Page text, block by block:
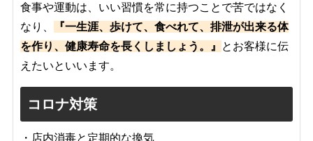
食事や運動は、いい習慣を常に持つことで苦ではなく
なり、
『一生涯、歩けて、食べれて、排泄が出来る体
を作り、健康寿命を長くしましょう。』
とお客様に伝
えたいといいます。
コロナ対策
・店内消毒と定期的な換気